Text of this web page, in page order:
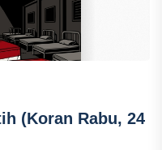
(Koran Rabu, 24